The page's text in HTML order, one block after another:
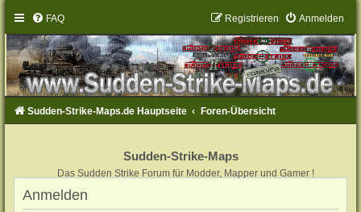
FAQ Anmelden
Registrieren
Sudden-Strike-Maps.de Hauptseite Foren-Übersicht
Sudden-Strike-Maps
Das Sudden Strike Forum für Modder, Mapper und Gamer !
Anmelden